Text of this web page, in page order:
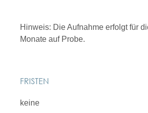
Hinweis: Die Aufnahme erfolgt für
Monate auf Probe.
FRISTEN
keine